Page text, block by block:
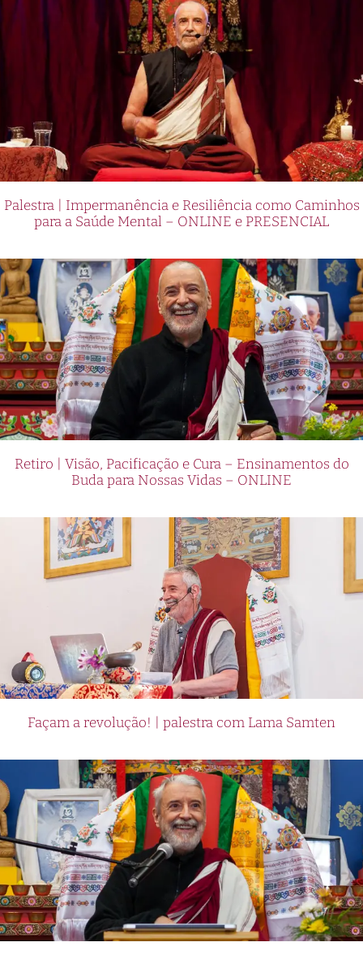
Palestra | Impermanência e Resiliência como Caminhos
para a Saúde Mental – ONLINE e PRESENCIAL
Retiro | Visão, Pacificação e Cura – Ensinamentos do
Buda para Nossas Vidas – ONLINE
Façam a revolução! | palestra com Lama Samten